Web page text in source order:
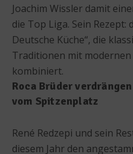
Joachim Wissler damit
die Top Liga. Sein Rezept:
Deutsche Küche“, die
Traditionen mit
kombiniert.
Roca Brüder
vom Spitzenplatz
René Redzepi und sein
diesem Jahr den